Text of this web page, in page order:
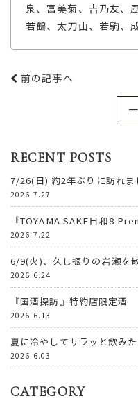
RECENT POSTS
7/26(日) 約2年ぶりに訪れま
2026.7.27
『TOYAMA SAKE日和8
2026.7.22
6/9(火)、久し振りの岩瀬を
2026.6.24
『国酒探訪』特約店限定酒
2026.6.13
夏に冷やしてサラッと飲み
2026.6.03
CATEGORY
泉、富美菊、吉乃友、
若鶴、太刀山、若駒、
前の記事へ